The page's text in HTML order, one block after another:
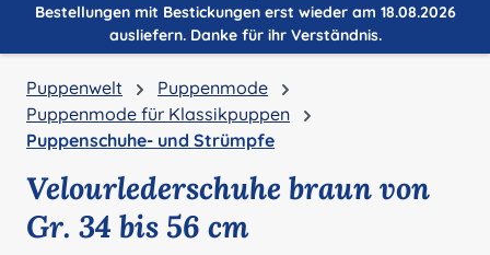
Bestellungen mit Bestickungen erst wieder am 18.08.2026
ausliefern. Danke für ihr Verständnis.
Puppenwelt
Puppenmode
Puppenmode für Klassikpuppen
Puppenschuhe- und Strümpfe
Velourlederschuhe braun von
Gr. 34 bis 56 cm